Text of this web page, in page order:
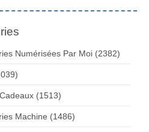
Numérisées Par Moi (2382)
(1513)
Machine (1486)